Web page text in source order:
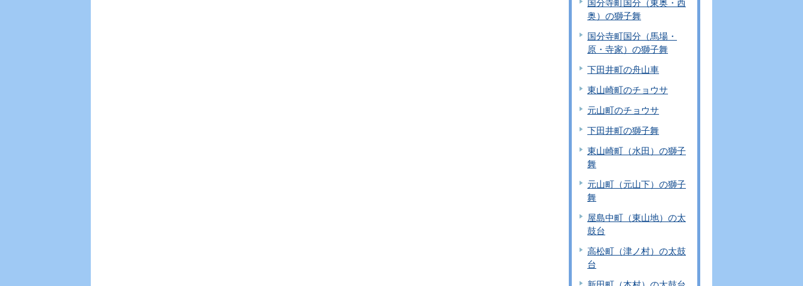
国分寺町国分（東奥・西
奥）の獅子舞
国分寺町国分（馬場・
原・寺家）の獅子舞
下田井町の舟山車
東山崎町のチョウサ
元山町のチョウサ
下田井町の獅子舞
東山崎町（水田）の獅子
舞
元山町（元山下）の獅子
舞
屋島中町（東山地）の太
鼓台
高松町（津ノ村）の太鼓
台